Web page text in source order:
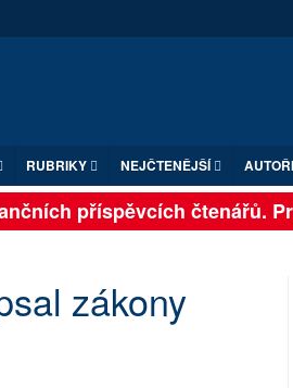
RUBRIKY NEJČTENĚJŠÍ AUTOŘI
příspěvcích čtenářů.
zákony